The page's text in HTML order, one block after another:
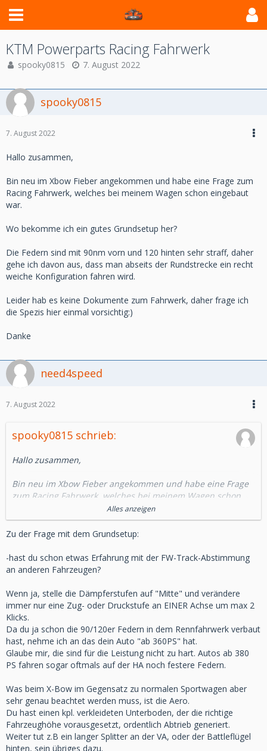
KTM Powerparts Racing Fahrwerk
spooky0815 7. August 2022
spooky0815
7. August 2022
Hallo zusammen,
Bin neu im Xbow Fieber angekommen und habe eine Frage zum
Racing Fahrwerk, welches bei meinem Wagen schon eingebaut
war.
Wo bekomme ich ein gutes Grundsetup her?
Die Federn sind mit 90nm vorn und 120 hinten sehr straff, daher
gehe ich davon aus, dass man abseits der Rundstrecke ein recht
weiche Konfiguration fahren wird.
Leider hab es keine Dokumente zum Fahrwerk, daher frage ich
die Spezis hier einmal vorsichtig:)
Danke
need4speed
7. August 2022
spooky0815 schrieb:
Hallo zusammen,
Bin neu im Xbow Fieber angekommen und habe eine Frage
zum Racing Fahrwerk, welches bei meinem Wagen schon
Wo bekomme ich ein gutes Grundsetup her?
Die Federn sind mit 90nm vorn und 120 hinten sehr straff,
daher gehe ich davon aus, dass man abseits der
Rundstrecke ein recht weiche Konfiguration fahren wird.
Leider hab es keine Dokumente zum Fahrwerk, daher frage
ich die Spezis hier einmal vorsichtig:)
Danke
...................................................................................................
Gute Strategie:))
Ich bin meist unterwegs:
-Lausitzring
-NOS
-Bilster Berg
Alles anzeigen
Zu der Frage mit dem Grundsetup:
-hast du schon etwas Erfahrung mit der FW-Track-Abstimmung
an anderen Fahrzeugen?
Wenn ja, stelle die Dämpferstufen auf "Mitte" und verändere
immer nur eine Zug- oder Druckstufe an EINER Achse um max 2
Klicks.
Da du ja schon die 90/120er Federn in dem Rennfahrwerk verbaut
hast, nehme ich an das dein Auto "ab 360PS" hat.
Glaube mir, die sind für die Leistung nicht zu hart. Autos ab 380
PS fahren sogar oftmals auf der HA noch festere Federn.
Was beim X-Bow im Gegensatz zu normalen Sportwagen aber
sehr genau beachtet werden muss, ist die Aero.
Du hast einen kpl. verkleideten Unterboden, der die richtige
Fahrzeughöhe vorausgesetzt, ordentlich Abtrieb generiert.
Weiter tut z.B ein langer Splitter an der VA, oder der Battleflügel
hinten, sein übriges dazu.